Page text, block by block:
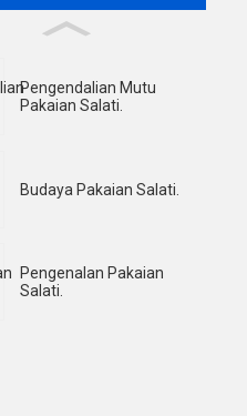
Pengendalian Mutu
Pakaian Salati.
Budaya Pakaian Salati.
Pengenalan Pakaian
Salati.